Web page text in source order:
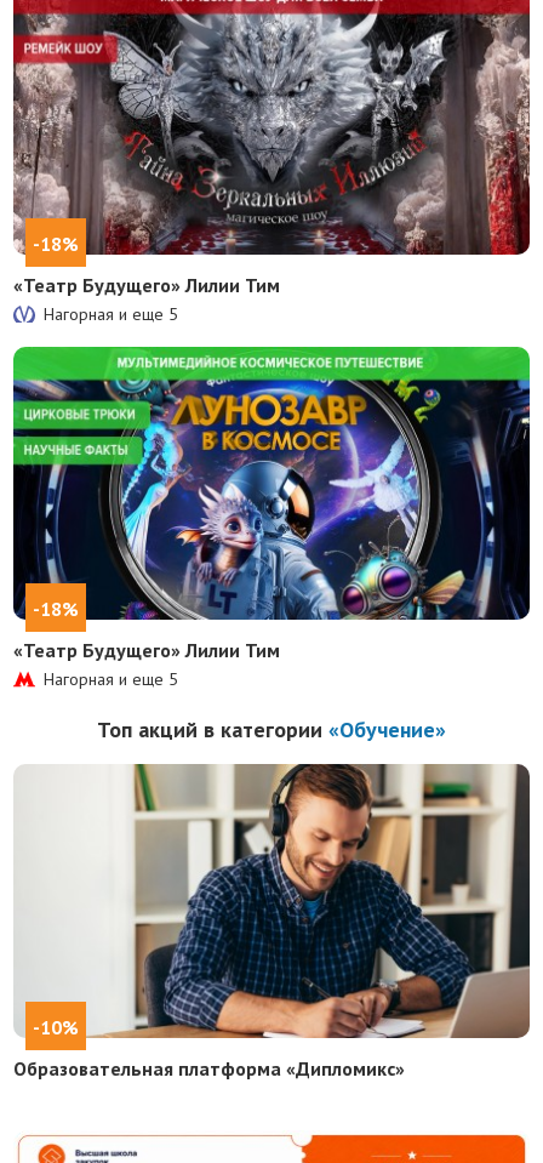
-18%
«Театр Будущего» Лилии Тим
Нагорная и еще 5
-18%
«Театр Будущего» Лилии Тим
Нагорная и еще 5
Топ акций в категории «Обучение»
-10%
Образовательная платформа «Дипломикс»